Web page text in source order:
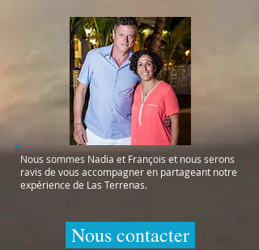
Nous sommes Nadia et François et nous serons
ravis de vous accompagner en partageant notre
expérience de Las Terrenas.
Nous contacter